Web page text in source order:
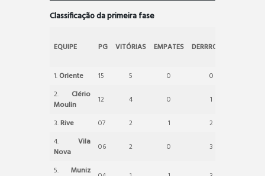
Classificação da primeira fase
EQUIPE PG VITÓRIAS EMPATES DERRROTAS
1.Oriente 15 5 0 0
2. Clério
Moulin
12 4 0 1
3.Rive 07 2 1 2
4. Vila
Nova
06 2 0 3
5. Muniz